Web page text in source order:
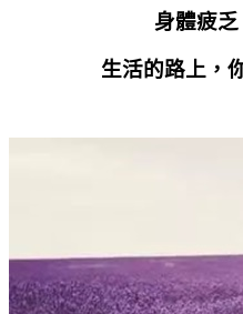
身體疲乏
生活的路上，